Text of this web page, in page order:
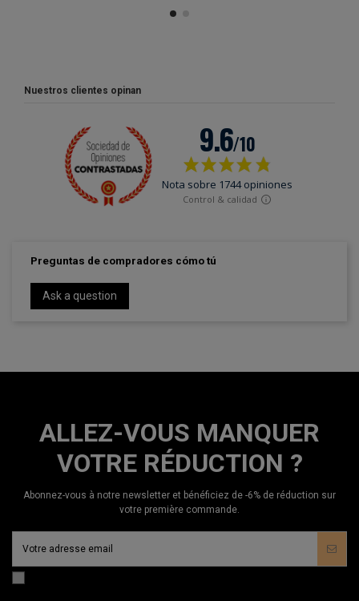
Nuestros clientes opinan
Preguntas de compradores cómo tú
Ask a question
ALLEZ-VOUS MANQUER
VOTRE RÉDUCTION ?
Abonnez-vous à notre newsletter et bénéficiez de -6% de réduction sur
votre première commande.